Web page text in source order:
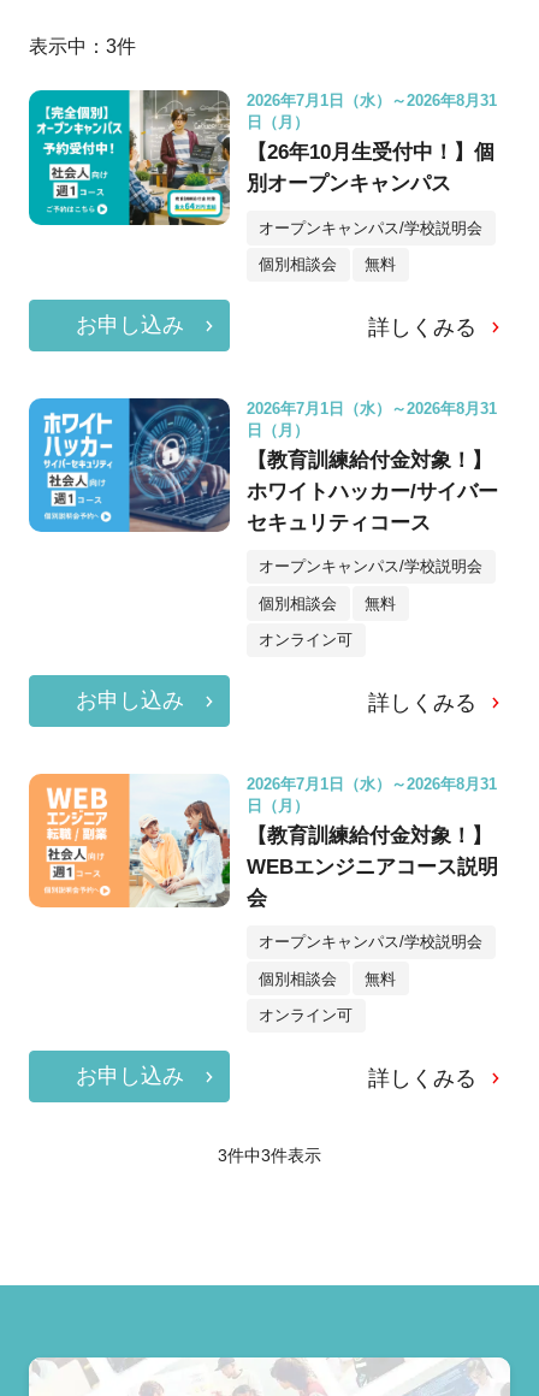
表示中： 3件
2026年7月1日（水）～2026年8月31
日（月）
【26年10月生受付中！】個
別オープンキャンパス
オープンキャンパス/学校説明会
個別相談会 無料
お申し込み 詳しくみる
2026年7月1日（水）～2026年8月31
日（月）
【教育訓練給付金対象！】
ホワイトハッカー/サイバー
セキュリティコース
オープンキャンパス/学校説明会
個別相談会 無料
オンライン可
お申し込み 詳しくみる
2026年7月1日（水）～2026年8月31
日（月）
【教育訓練給付金対象！】
WEBエンジニアコース説明
会
オープンキャンパス/学校説明会
個別相談会 無料
オンライン可
お申し込み 詳しくみる
3件中3件表示